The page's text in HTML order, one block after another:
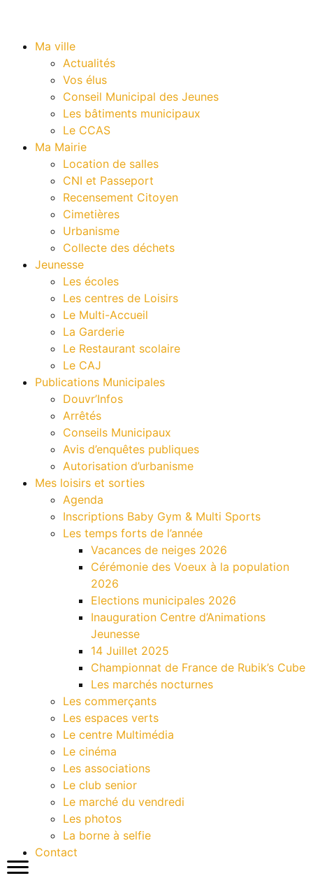
Ma ville
Actualités
Vos élus
Conseil Municipal des Jeunes
Les bâtiments municipaux
Le CCAS
Ma Mairie
Location de salles
CNI et Passeport
Recensement Citoyen
Cimetières
Urbanisme
Collecte des déchets
Jeunesse
Les écoles
Les centres de Loisirs
Le Multi-Accueil
La Garderie
Le Restaurant scolaire
Le CAJ
Publications Municipales
Douvr’Infos
Arrêtés
Conseils Municipaux
Avis d’enquêtes publiques
Autorisation d’urbanisme
Mes loisirs et sorties
Agenda
Inscriptions Baby Gym & Multi Sports
Les temps forts de l’année
Vacances de neiges 2026
Cérémonie des Voeux à la population
2026
Elections municipales 2026
Inauguration Centre d’Animations
Jeunesse
14 Juillet 2025
Championnat de France de Rubik’s Cube
Les marchés nocturnes
Les commerçants
Les espaces verts
Le centre Multimédia
Le cinéma
Les associations
Le club senior
Le marché du vendredi
Les photos
La borne à selfie
Contact